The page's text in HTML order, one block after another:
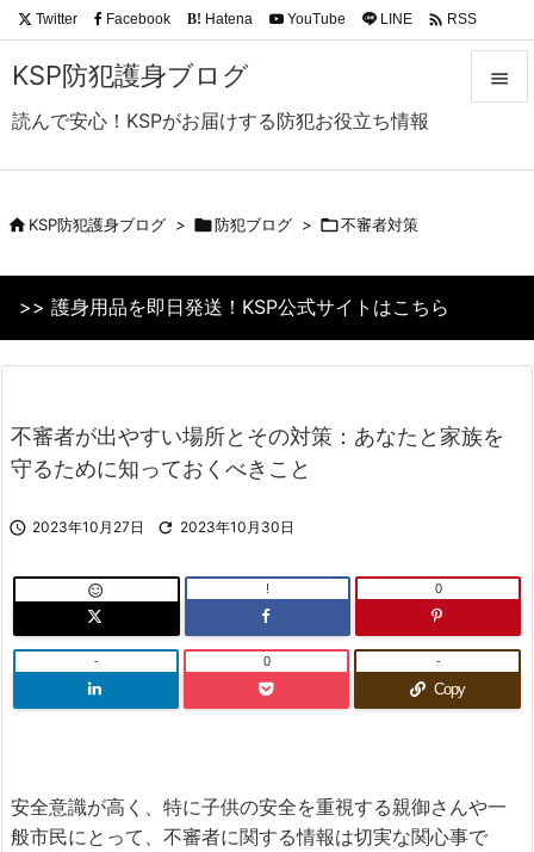
KSP防犯護身ブログ
読んで安心！KSPがお届けする防犯お役立ち情報

前へ
次へ
Twitter Facebook B! Hatena YouTube LINE  RSS
KSP防犯護身ブログ > 防犯ブログ > 不審者対策
>> 護身用品を即日発送！KSP公式サイトはこちら
不審者が出やすい場所とその対策：あなたと家族を
守るために知っておくべきこと
 2023年10月27日  2023年10月30日
 ! 0
- 0
Copy
-
安全意識が高く、特に子供の安全を重視する親御さんや一
般市民にとって、不審者に関する情報は切実な関心事で